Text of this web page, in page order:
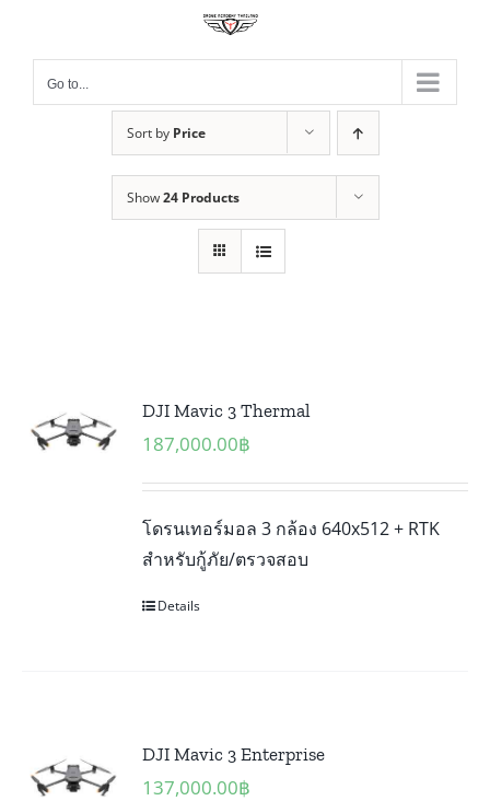
contentGo to...
Sort by Price
Show24 Products
DJI Mavic 3 Thermal
187,000.00฿
โดรนเทอร์มอล 3 กล้อง 640x512 + RTK
สำหรับกู้ภัย/ตรวจสอบ
Details
DJI Mavic 3 Enterprise
137,000.00฿